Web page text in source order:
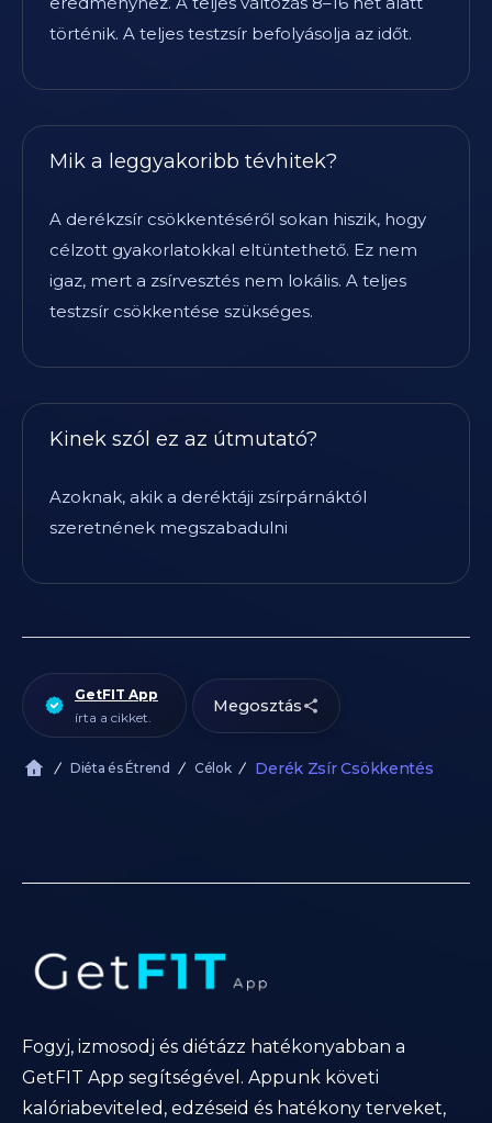
Fogyj, izmosodj és diétázz hatékonyabban a
GetFIT App segítségével. Appunk követi
kalóriabeviteled, edzéseid és hatékony terveket,
történik. A teljes testzsír befolyásolja az időt.
Mik a leggyakoribb tévhitek?
A derékzsír csökkentéséről sokan hiszik, hogy
célzott gyakorlatokkal eltüntethető. Ez nem
igaz, mert a zsírvesztés nem lokális. A teljes
testzsír csökkentése szükséges.
Kinek szól ez az útmutató?
Azoknak, akik a deréktáji zsírpárnáktól
szeretnének megszabadulni
GetFIT App
írta a cikket.
Megosztás
Diéta és Étrend Célok Derék Zsír Csökkentés